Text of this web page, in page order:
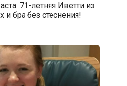
71-летняя Иветти из
и бра без стеснения!